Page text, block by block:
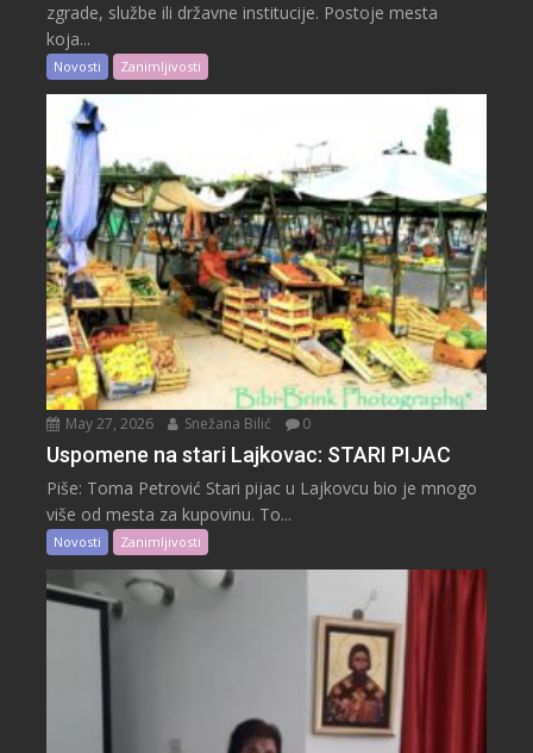
zgrade, službe ili državne institucije. Postoje mesta
koja...
Novosti Zanimljivosti
May 27, 2026 Snežana Bilić 0
Uspomene na stari Lajkovac: STARI PIJAC
Piše: Toma Petrović Stari pijac u Lajkovcu bio je mnogo
više od mesta za kupovinu. To...
Novosti Zanimljivosti